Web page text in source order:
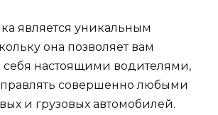
является уникальным
она позволяет вам
себя настоящими водителями,
совершенно любыми
и грузовых автомобилей.